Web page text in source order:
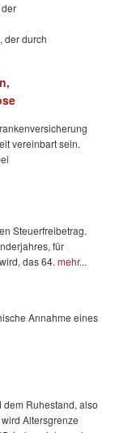
der durch
vereinbart sein.
Steuerfreibetrag.
für
das 64. mehr...
Annahme eines
Ruhestand, also
Altersgrenze